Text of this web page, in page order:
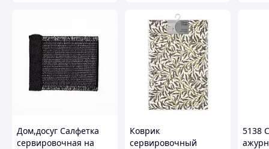
Дом,досуг Салфетка
сервировочная на
Коврик
сервировочный
5138